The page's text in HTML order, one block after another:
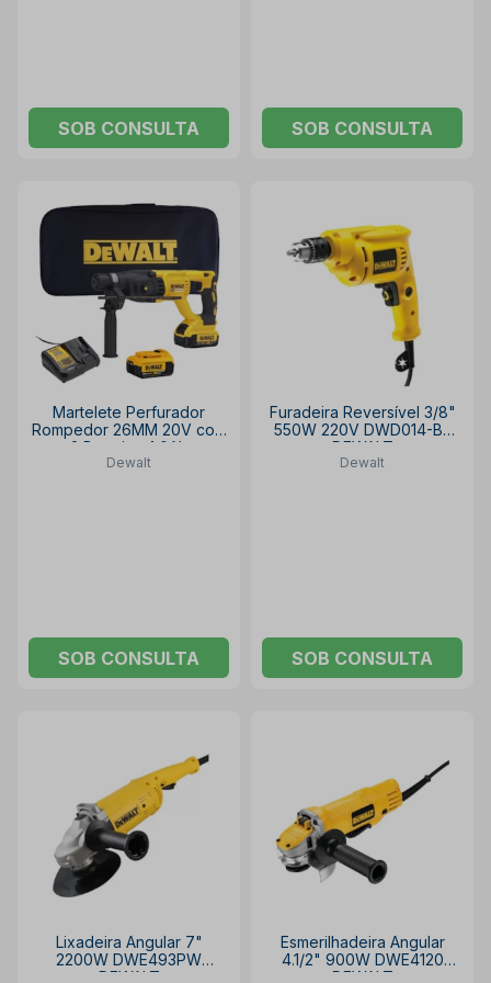
SOB CONSULTA SOB CONSULTA
Martelete Perfurador
Rompedor 26MM 20V com
2 Baterias 4.0Ah
Carregador 110V/220V e
Dewalt
SOB CONSULTA
Furadeira Reversível 3/8"
550W 220V DWD014-B2
DEWALT
Dewalt
SOB CONSULTA
Lixadeira Angular 7"
2200W DWE493PW
DEWALT
Esmerilhadeira Angular
4.1/2" 900W DWE4120
DEWALT